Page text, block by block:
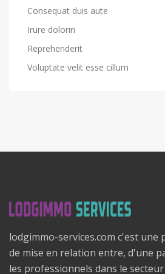
Consequat duis aute
Irure dolorin
Reprehenderit
Voluptate velit esse cillum
lodgimmo-services.com c'est
de mise en relation entre, d'une
les professionnels dans le